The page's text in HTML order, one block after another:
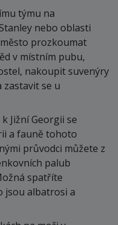
týmu na
nebo oblasti
prozkoumat
v místním pubu,
nakoupit suvenýry
zastavit se u
Jižní Georgii se
a fauně tohoto
průvodci můžete z
palub
spatříte
jsou albatrosi a